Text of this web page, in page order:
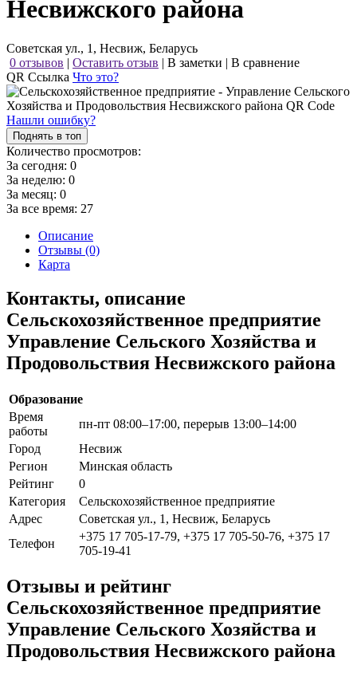
Несвижского района
Советская ул., 1, Несвиж, Беларусь
0 отзывов | Оставить отзыв | В заметки | В сравнение
QR Ссылка Что это?
Нашли ошибку?
Поднять в топ
Количество просмотров:
За сегодня: 0
За неделю: 0
За месяц: 0
За все время: 27
Описание
Отзывы (0)
Карта
Контакты, описание
Сельскохозяйственное предприятие
Управление Сельского Хозяйства и
Продовольствия Несвижского района
Образование
Время
работы
пн-пт 08:00–17:00, перерыв 13:00–14:00
Город
Несвиж
Регион
Минская область
Рейтинг
0
Категория
Сельскохозяйственное предприятие
Адрес
Советская ул., 1, Несвиж, Беларусь
Телефон
+375 17 705-17-79, +375 17 705-50-76, +375 17
705-19-41
Отзывы и рейтинг
Сельскохозяйственное предприятие
Управление Сельского Хозяйства и
Продовольствия Несвижского района